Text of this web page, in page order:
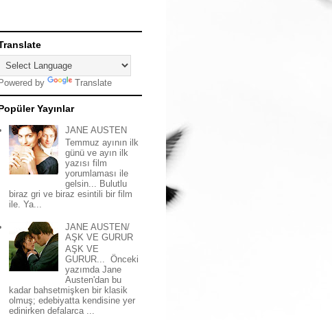
Powered by Translate
Yayınlar
JANE AUSTEN
Temmuz ayının ilk
günü ve ayın ilk
yazısı film
yorumlaması ile
gelsin... Bulutlu
biraz gri ve biraz esintili bir film
ile. Ya...
JANE AUSTEN/
AŞK VE GURUR
AŞK VE
GURUR... Önceki
yazımda Jane
Austen'dan bu
kadar bahsetmişken bir klasik
olmuş; edebiyatta kendisine yer
edinirken defalarca ...